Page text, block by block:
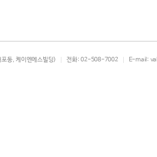
동, 케이엔에스빌딩) 전화: 02-508-7002 E-mail: